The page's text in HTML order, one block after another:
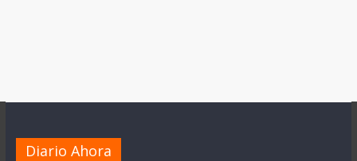
Diario Ahora